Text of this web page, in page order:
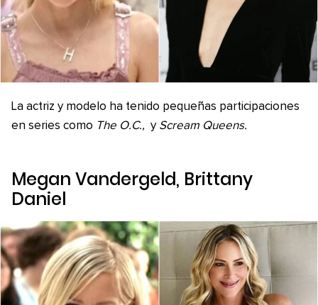
La actriz y modelo ha tenido pequeñas participaciones
en series como The O.C., y Scream Queens.
Megan Vandergeld, Brittany
Daniel